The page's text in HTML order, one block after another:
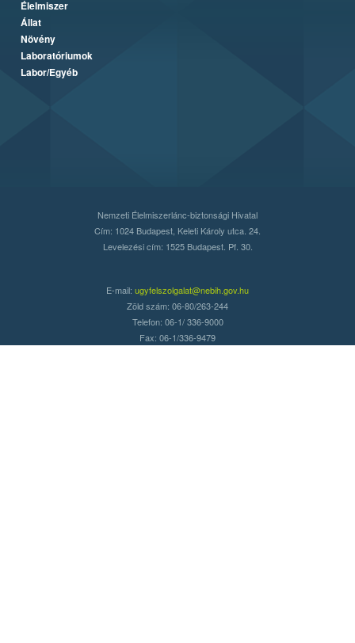
Élelmiszer
Állat
Növény
Laboratóriumok
Labor/Egyéb
Nemzeti Élelmiszerlánc-biztonsági Hivatal
Cím: 1024 Budapest, Keleti Károly utca. 24.
Levelezési cím: 1525 Budapest. Pf. 30.
E-mail: ugyfelszolgalat@nebih.gov.hu
Zöld szám: 06-80/263-244
Telefon: 06-1/ 336-9000
Fax: 06-1/336-9479